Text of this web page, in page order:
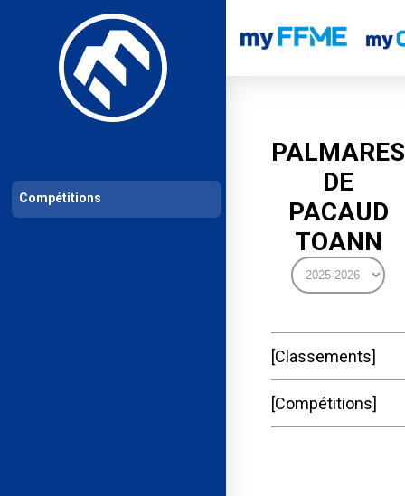
Les compétitions Calendrier de compétitions Classements
PALMARES
DE
PACAUD
TOANN
Classements
Compétitions
Compétitions